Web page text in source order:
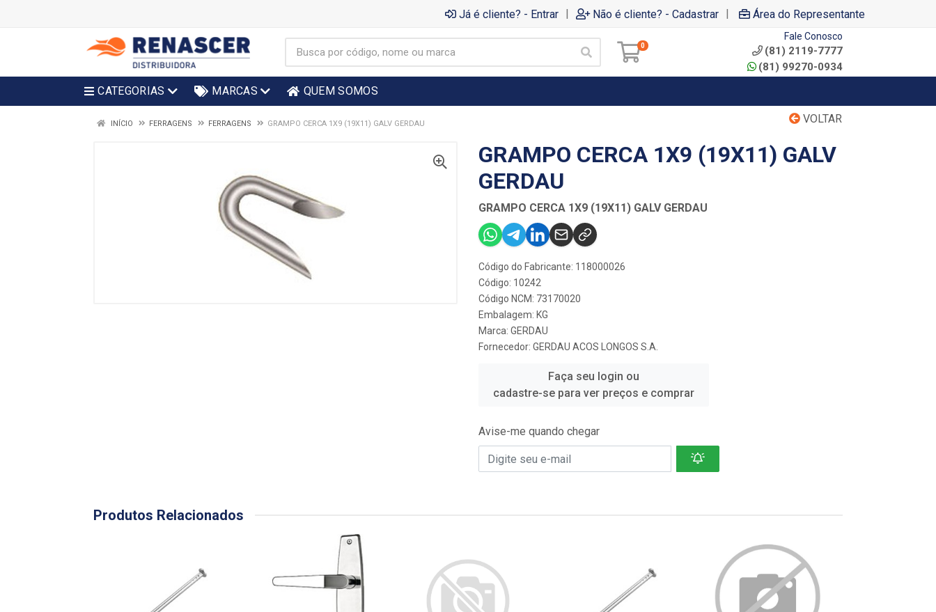
Já é cliente? - Entrar | Não é cliente? - Cadastrar | Área do Representante
0
Fale Conosco
(81) 2119-7777
(81) 99270-0934
CATEGORIAS MARCAS QUEM SOMOS
VOLTAR
INÍCIO FERRAGENS FERRAGENS GRAMPO CERCA 1X9 (19X11) GALV GERDAU
GRAMPO CERCA 1X9 (19X11) GALV
GERDAU
GRAMPO CERCA 1X9 (19X11) GALV GERDAU
Código do Fabricante: 118000026
Código: 10242
Código NCM: 73170020
Embalagem: KG
Marca: GERDAU
Fornecedor: GERDAU ACOS LONGOS S.A.
Faça seu login ou
cadastre-se para ver preços e comprar
Avise-me quando chegar
Produtos Relacionados